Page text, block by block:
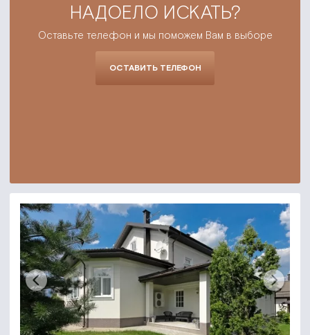
НАДОЕЛО ИСКАТЬ?
Оставьте телефон и мы поможем Вам в выборе
ОСТАВИТЬ ТЕЛЕФОН